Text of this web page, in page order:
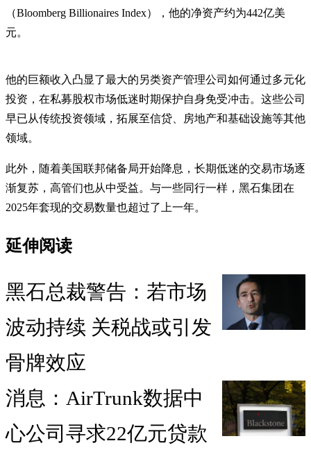
（Bloomberg Billionaires Index），他的净资产约为442亿美
元。
他的巨额收入凸显了最大的另类资产管理公司如何通过多元化
投资，在私募股权市场低迷时期保护自身免受冲击。这些公司
早已从传统投资领域，拓展至信贷、房地产和基础设施等其他
领域。
此外，随着美国联邦储备局开始降息，长期低迷的交易市场逐
渐复苏，高管们也从中受益。与一些同行一样，黑石集团在
2025年套现的交易数量也超过了上一年。
延伸阅读
黑石总裁警告：若市场
波动持续 关税战或引发
骨牌效应
消息：AirTrunk数据中
心公司寻求22亿元贷款